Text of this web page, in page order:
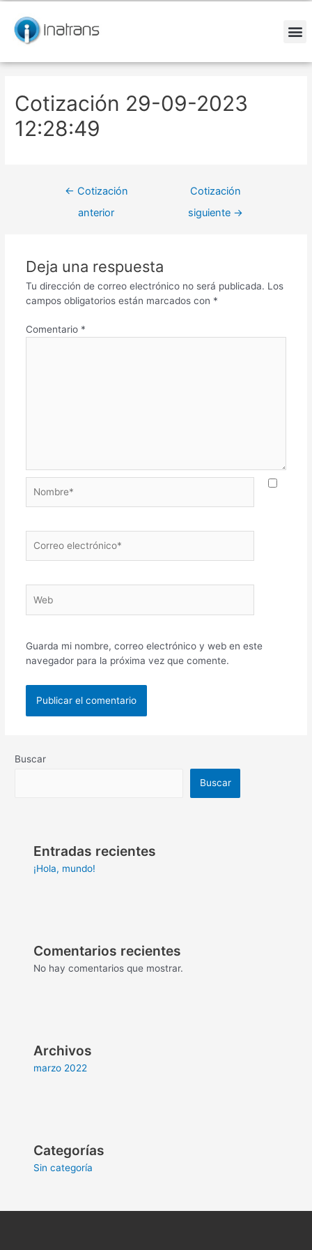
contenido
Cotización 29-09-2023
12:28:49
de
entradas
← Cotización
anterior
Cotización
siguiente →
Deja una respuesta
Tu dirección de correo electrónico no será publicada. Los
campos obligatorios están marcados con *
Comentario *
electrónico*
Guarda mi nombre, correo electrónico y web en este
navegador para la próxima vez que comente.
Buscar
Buscar
Entradas recientes
¡Hola, mundo!
Comentarios recientes
No hay comentarios que mostrar.
Archivos
marzo 2022
Categorías
Sin categoría